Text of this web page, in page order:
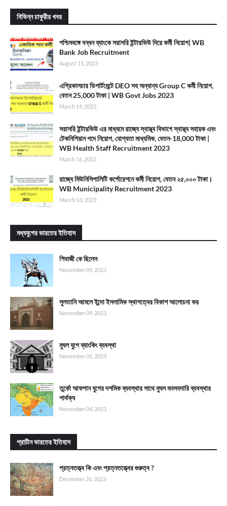
বিভিন্ন চাকুরীর খবর
পশ্চিমবঙ্গে বন্ধন ব্যাংকে সরাসরি ইন্টারভিউ দিয়ে কর্মী নিয়োগ| WB
Bank Job Recruitment
August 11, 2023
এগ্রিকালচার ডিপার্টমেন্টে DEO সহ অন্যান্য Group C কর্মী নিয়োগ,
বেতন 25,000 টাকা | WB Govt Jobs 2023
March 19, 2023
সরাসরি ইন্টারভিউ এর মাধ্যমে রাজ্যে স্বাস্থ্য বিভাগে স্বাস্থ্য সহায়ক এবং
টেকনিশিয়ান পদে নিয়োগ, যোগ্যতা মাধ্যমিক, বেতন-18,000 টাকা |
WB Health Staff Recruitment 2023
March 16, 2023
রাজ্যে মিউনিসিপালিটি কর্পোরেশনে কর্মী নিয়োগ, বেতন ২৫,০০০ টাকা।
WB Municipality Recruitment 2023
March 13, 2023
মধ্যযুগের ভারতের ইতিহাস
শিবাজী কে ছিলেন
November 09, 2023
সুলতানি আমলে ইন্দো ইসলামিক স্থাপত্যের বিকাশ আলোচনা কর
November 09, 2023
মুঘল যুগে ব্যাংকিং ব্যবস্থা
November 05, 2023
তুর্কো আফগান যুগের দশমিক ব্যবস্থার সাথে মুঘল মনসবদারি ব্যবস্থার
পার্থক্য
November 04, 2023
প্রাচীন ভারতের ইতিহাস
প্রত্নতত্ত্ব কি এবং প্রত্নতত্ত্বের গুরুত্ব ?
December 26, 2023